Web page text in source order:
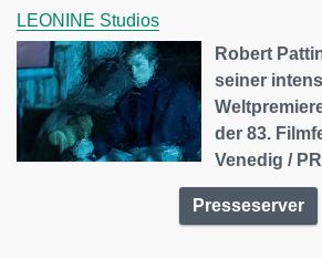
LEONINE Studios
Robert
seiner
der 83.
Venedig /
Presseserver